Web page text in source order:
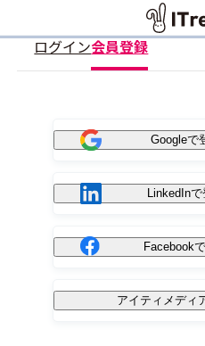
ログイン会員登録
Googleで
LinkedIn
Facebook
アイティメディ